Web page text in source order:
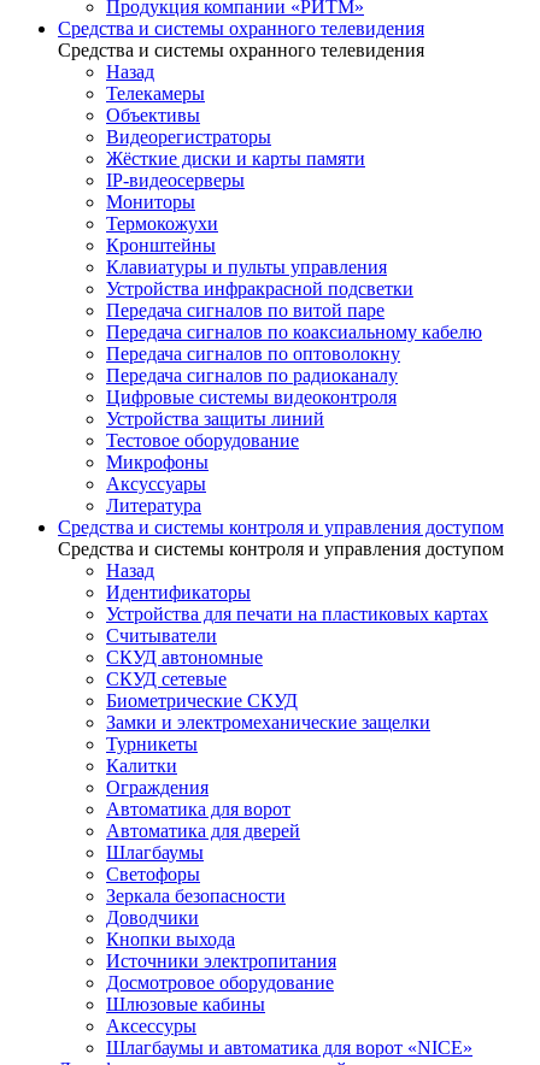
Продукция компании «РИТМ»
Средства и системы охранного телевидения
Средства и системы охранного телевидения
Назад
Телекамеры
Объективы
Видеорегистраторы
Жёсткие диски и карты памяти
IP-видеосерверы
Мониторы
Термокожухи
Кронштейны
Клавиатуры и пульты управления
Устройства инфракрасной подсветки
Передача сигналов по витой паре
Передача сигналов по коаксиальному кабелю
Передача сигналов по оптоволокну
Передача сигналов по радиоканалу
Цифровые системы видеоконтроля
Устройства защиты линий
Тестовое оборудование
Микрофоны
Аксуссуары
Литература
Средства и системы контроля и управления доступом
Средства и системы контроля и управления доступом
Назад
Идентификаторы
Устройства для печати на пластиковых картах
Считыватели
СКУД автономные
СКУД сетевые
Биометрические СКУД
Замки и электромеханические защелки
Турникеты
Калитки
Ограждения
Автоматика для ворот
Автоматика для дверей
Шлагбаумы
Светофоры
Зеркала безопасности
Доводчики
Кнопки выхода
Источники электропитания
Досмотровое оборудование
Шлюзовые кабины
Аксессуры
Шлагбаумы и автоматика для ворот «NICE»